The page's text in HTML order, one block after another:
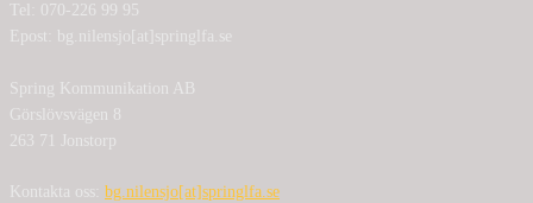
Tel: 070-226 99 95
Epost: bg.nilensjo[at]springlfa.se
Spring Kommunikation AB
Görslövsvägen 8
263 71 Jonstorp
Kontakta oss: bg.nilensjo[at]springlfa.se